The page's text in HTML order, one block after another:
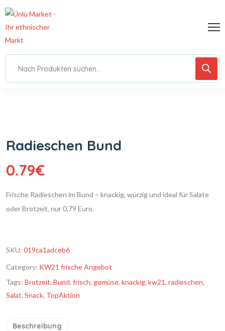
Radieschen Bund
0.79€
Frische Radieschen im Bund – knackig, würzig und ideal für Salate
oder Brotzeit, nur 0,79 Euro.
SKU: 019ca1adceb6
Category: KW21 frische Angebot
Tags: Brotzeit, Bund, frisch, gemüse, knackig, kw21, radieschen,
Salat, Snack, TopAktion
Beschreibung